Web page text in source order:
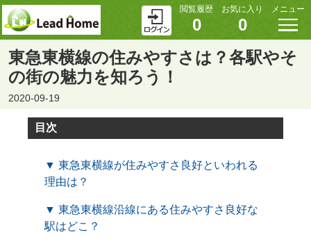
閲覧履歴
0
お気に入り
0
メニュー
東急東横線の住みやすさは？各駅やそ
の街の魅力を知ろう！
2020-09-19
目次
▼ 東急東横線が住みやすさ良好といわれる
理由は？
▼ 東急東横線沿線にある住みやすさ良好な
駅はどこ？